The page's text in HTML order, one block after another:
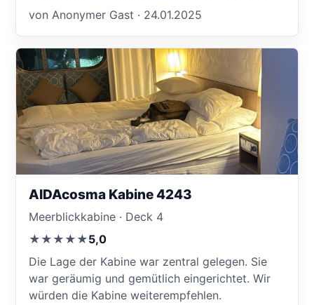
von Anonymer Gast · 24.01.2025
AIDAcosma Kabine 4243
Meerblickkabine · Deck 4
★★★★★5,0
Die Lage der Kabine war zentral gelegen. Sie
war geräumig und gemütlich eingerichtet. Wir
würden die Kabine weiterempfehlen.